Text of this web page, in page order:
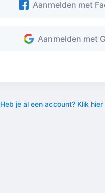
Aanmelden met
Aanmelden met
Heb je al een account? Klik